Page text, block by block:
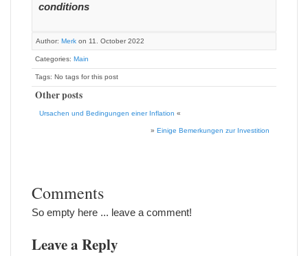
conditions
Author: Merk on 11. October 2022
Categories: Main
Tags: No tags for this post
Other posts
Ursachen und Bedingungen einer Inflation «
» Einige Bemerkungen zur Investition
Comments
So empty here ... leave a comment!
Leave a Reply